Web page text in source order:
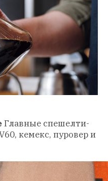
Главные спешелти-
кемекс, пуровер и